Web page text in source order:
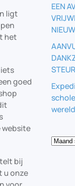
ligt
het
goed
website
bij
u onze
EEN
Blog